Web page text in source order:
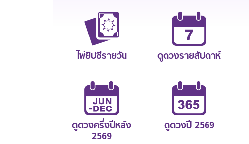
ไพ่ยิปซีรายวัน ดูดวงรายสัปดาห์
ดูดวงครึ่งปีหลัง
2569
ดูดวงปี 2569